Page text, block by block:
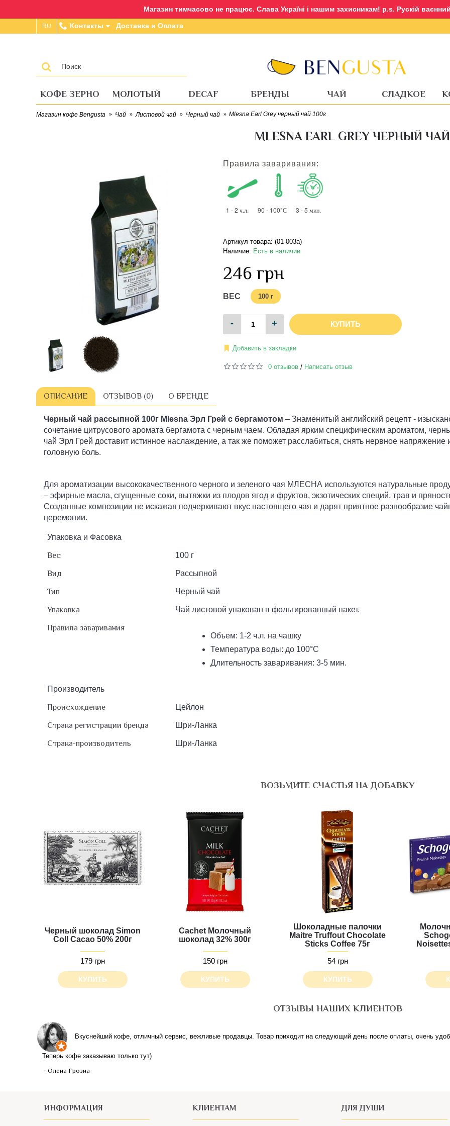
Магазин тимчасово не працює. Слава Україні і нашим захисникам! p.s. Рускій
RU Контакты
Доставка и Оплата
КОФЕ ЗЕРНО МОЛОТЫЙ DECAF БРЕНДЫ ЧАЙ СЛАДКОЕ
Магазин кофе Bengusta Чай Листовой чай Черный чай Mlesna Earl Grey черный чай 100г
MLESNA EARL GREY ЧЕРНЫЙ ЧАЙ
Правила заваривания:
1 - 2 ч.л. 90 - 100°С 3 - 5 мин.
Артикул товара: (01-003a)
Наличие: Есть в наличии
246 грн
ВЕС 100 г
- + КУПИТЬ
Добавить в закладки
0 отзывов / Написать отзыв
ОПИСАНИЕ ОТЗЫВОВ (0) О БРЕНДЕ
Черный чай рассыпной 100г Mlesna Эрл Грей с бергамотом – Знаменитый английский рецепт -
сочетание цитрусового аромата бергамота с черным чаем. Обладая ярким специфическим ароматом,
чай Эрл Грей доставит истинное наслаждение, а так же поможет расслабиться, снять нервное напряжение
головную боль.
Для ароматизации высококачественного черного и зеленого чая МЛЕСНА используются натуральные
– эфирные масла, сгущенные соки, вытяжки из плодов ягод и фруктов, экзотических специй, трав и
Созданные композиции не искажая подчеркивают вкус настоящего чая и дарят приятное разнообразие
церемонии.
Упаковка и Фасовка
Вес 100 г
Вид Рассыпной
Тип Черный чай
Упаковка Чай листовой упакован в фольгированный пакет.
Правила заваривания
Объем: 1-2 ч.л. на чашку
Температура воды: до 100°С
Длительность заваривания: 3-5 мин.
Производитель
Происхождение Цейлон
Страна регистрации бренда Шри-Ланка
Страна-производитель Шри-Ланка
ВОЗЬМИТЕ СЧАСТЬЯ НА ДОБАВКУ
Черный шоколад Simon
Coll Cacao 50% 200г
179 грн
КУПИТЬ
Cachet Молочный
шоколад 32% 300г
150 грн
КУПИТЬ
Шоколадные палочки
Maitre Truffout Chocolate
Sticks Сoffee 75г
54 грн
КУПИТЬ
ОТЗЫВЫ НАШИХ КЛИЕНТОВ
Вкуснейший кофе, отличный сервис, вежливые продавцы. Товар приходит на следующий день после оплаты, очень
Теперь кофе заказываю только тут)
- Олена Грозна